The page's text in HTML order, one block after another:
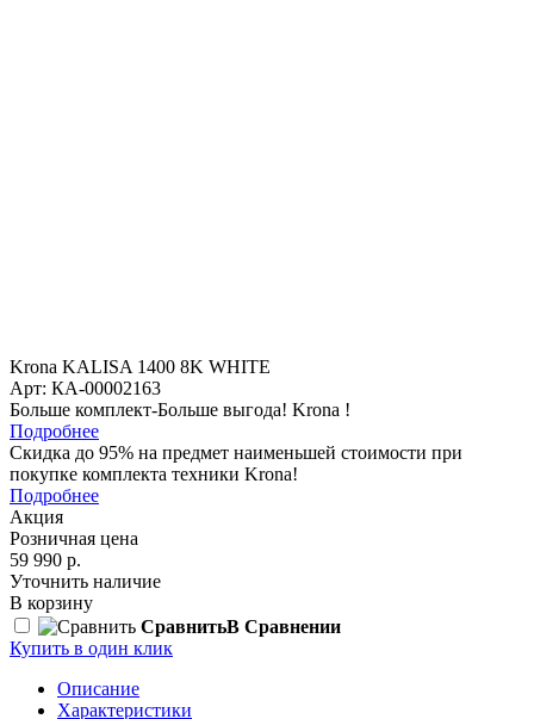
Krona KALISA 1400 8K WHITE
Арт: КА-00002163
Больше комплект-Больше выгода! Krona !
Подробнее
Скидка до 95% на предмет наименьшей стоимости при
покупке комплекта техники Krona!
Подробнее
Акция
Розничная цена
59 990 р.
Уточнить наличие
В корзину
СравнитьВ Сравнении
Купить в один клик
Описание
Характеристики